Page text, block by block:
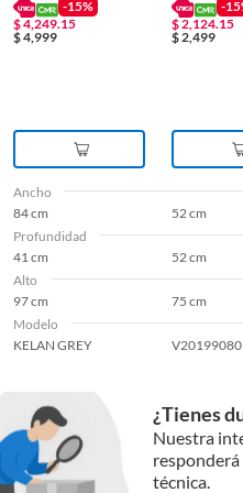
-15%
$4,249.15
$4,999
-
$2,124.15
$ 2,499
Ancho
84 cm
52 cm
Profundidad
41 cm
52 cm
Alto
97 cm
75 cm
Modelo
KELAN GREY
¿Tienes
Nuestra
técnica.